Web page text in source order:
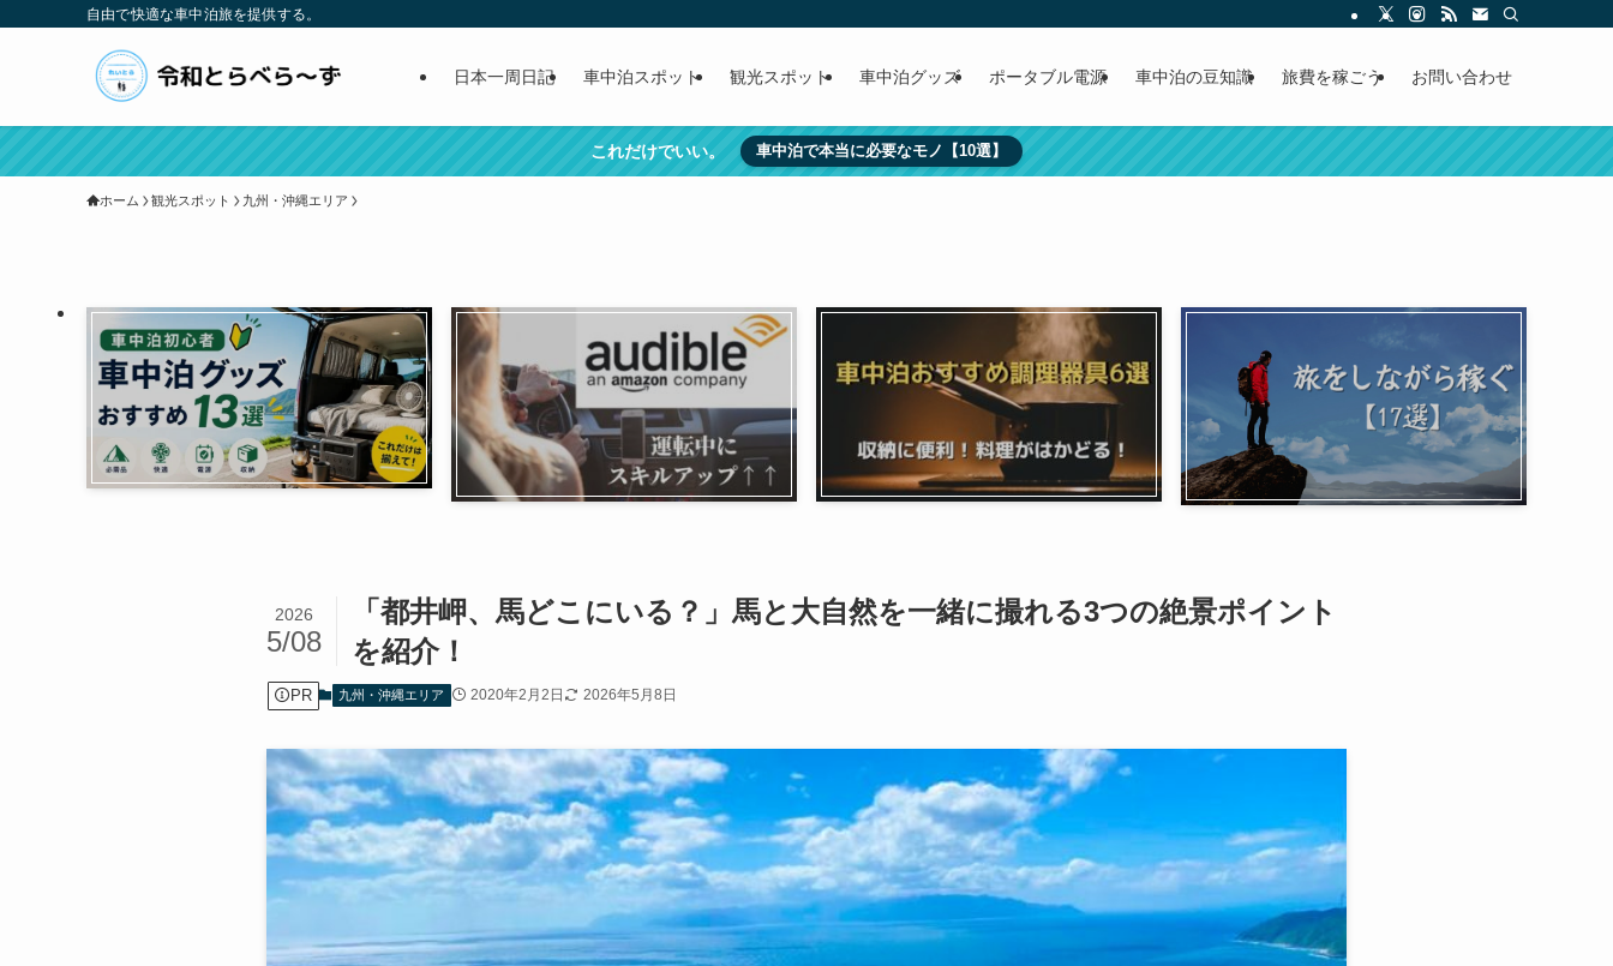
自由で快適な車中泊旅を提供する。
日本一周日記 車中泊スポット 観光スポット 車中泊グッズ ポータブル電源 車中泊の豆知識 旅費を稼ごう お問い合わせ
これだけでいい。 車中泊で本当に必要なモノ【10選】
ホーム 観光スポット 九州・沖縄エリア
「都井岬、馬どこにいる？」馬と大自然を一緒に撮れる3つの絶景ポイント
を紹介！
2026
5/08
PR 九州・沖縄エリア 2020年2月2日 2026年5月8日